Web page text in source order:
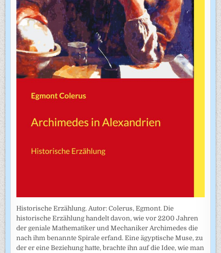
Historische Erzählung. Autor: Colerus, Egmont. Die
historische Erzählung handelt davon, wie vor 2200 Jahren
der geniale Mathematiker und Mechaniker Archimedes die
nach ihm benannte Spirale erfand. Eine ägyptische Muse, zu
der er eine Beziehung hatte, brachte ihn auf die Idee, wie man